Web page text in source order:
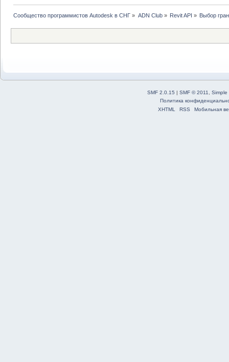
Сообщество программистов Autodesk в СНГ » ADN Club» Revit API » Выбор
SMF 2.0.15 | SMF © 2011
Simple
Политика
XHTML
RSS Мобильная